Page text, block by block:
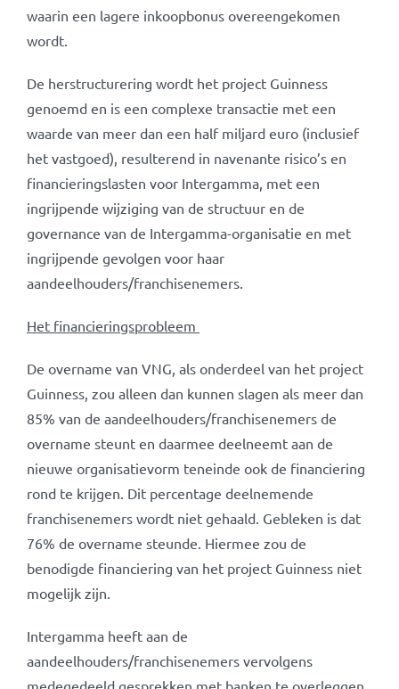
waarin een lagere inkoopbonus overeengekomen
wordt.
De herstructurering wordt het project Guinness
genoemd en is een complexe transactie met een
waarde van meer dan een half miljard euro (inclusief
het vastgoed), resulterend in navenante risico’s en
financieringslasten voor Intergamma, met een
ingrijpende wijziging van de structuur en de
governance van de Intergamma-organisatie en met
ingrijpende gevolgen voor haar
aandeelhouders/franchisenemers.
Het financieringsprobleem
De overname van VNG, als onderdeel van het project
Guinness, zou alleen dan kunnen slagen als meer dan
85% van de aandeelhouders/franchisenemers de
overname steunt en daarmee deelneemt aan de
nieuwe organisatievorm teneinde ook de financiering
rond te krijgen. Dit percentage deelnemende
franchisenemers wordt niet gehaald. Gebleken is dat
76% de overname steunde. Hiermee zou de
benodigde financiering van het project Guinness niet
mogelijk zijn.
Intergamma heeft aan de
aandeelhouders/franchisenemers vervolgens
medegedeeld gesprekken met banken te overleggen